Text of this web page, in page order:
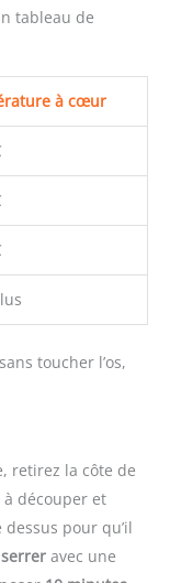
tableau de
à cœur
toucher l’os,
retirez la côte de
découper et
pour qu’il
avec une